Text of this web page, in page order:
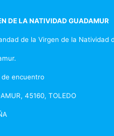
DE LA NATIVIDAD GUADAMUR
de la Virgen de la Natividad
de encuentro
45160, TOLEDO